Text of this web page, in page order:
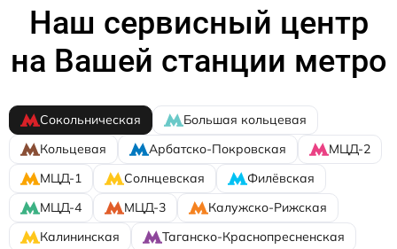
Наш сервисный центр
на Вашей станции метро
Сокольническая
Большая кольцевая
Кольцевая
Арбатско-Покровская
МЦД-2
МЦД-1
Солнцевская
Филёвская
МЦД-4
МЦД-3
Калужско-Рижская
Калининская
Таганско-Краснопресненская